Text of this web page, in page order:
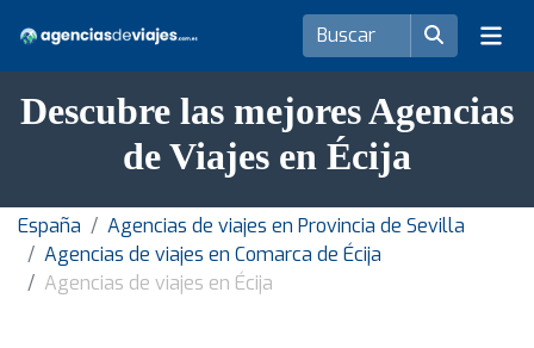
Descubre las mejores Agencias
de Viajes en Écija
España
Agencias de viajes en Provincia de Sevilla
Agencias de viajes en Comarca de Écija
Agencias de viajes en Écija